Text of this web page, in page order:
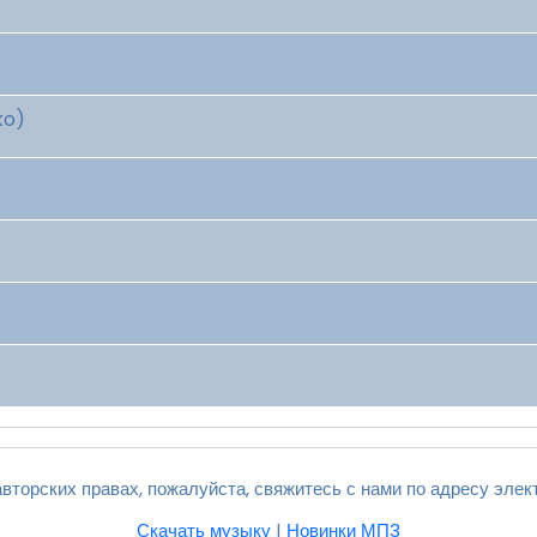
правах, пожалуйста, свяжитесь с нами по адресу
Скачать музыку | Новинки МП3